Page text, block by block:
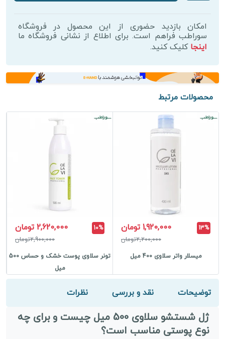
500
میل
مناسب
چرب
و
مختلط
امکان بازدید حضوری از این محصول در فروشگاه
سوراطب فراهم است. برای اطلاع از نشانی فروشگاه ما
اینجا کلیک کنید.
محصولات مرتبط
13% 1,920,000 تومان
2,200,000تومان
میسلار واتر سلاوی 400 میل
10% 2,620,000 تومان
2,900,000تومان
تونر سلاوی پوست خشک و حساس 500
میل
توضیحات نقد و بررسی نظرات
ژل شستشو سلاوی 500 میل چیست و برای چه
نوع پوستی مناسب است؟